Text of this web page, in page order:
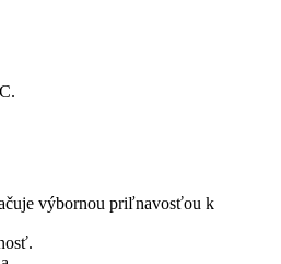
výbornou priľnavosťou k